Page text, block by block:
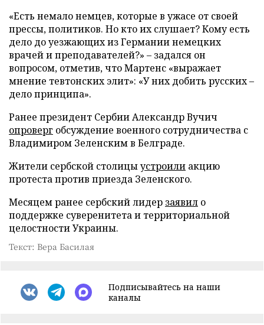
«Есть немало немцев, которые в ужасе от своей
прессы, политиков. Но кто их слушает? Кому есть
дело до уезжающих из Германии немецких
врачей и преподавателей?» – задался он
вопросом, отметив, что Мартенс «выражает
мнение тевтонских элит»: «У них добить русских –
дело принципа».
Ранее президент Сербии Александр Вучич
опроверг обсуждение военного сотрудничества с
Владимиром Зеленским в Белграде.
Жители сербской столицыустроили акцию
протеста против приезда Зеленского.
Месяцем ранее сербский лидер заявил о
поддержке суверенитета и территориальной
целостности Украины.
Текст: Вера Басилая
Подписывайтесь на наши
каналы